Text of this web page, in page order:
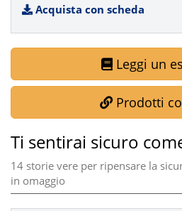
Acquista con scheda
Leggi un
Prodotti
Ti sentirai sicuro
14 storie vere per ripensare la
in omaggio